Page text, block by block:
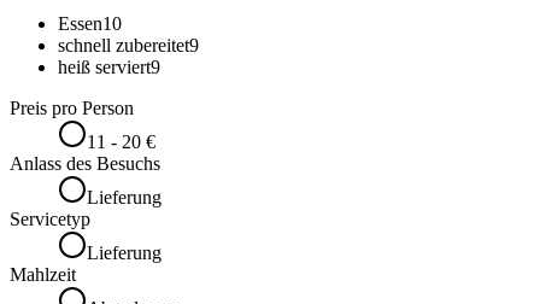
Essen10
schnell zubereitet9
heiß serviert9
Preis pro Person
11 - 20 €
Anlass des Besuchs
Lieferung
Servicetyp
Lieferung
Mahlzeit